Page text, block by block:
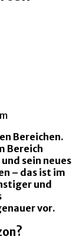
Bereichen.
Bereich
sein neues
– das ist im
und
vor.